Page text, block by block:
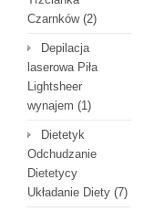
Czarnków(2)
Depilacja
laserowa Piła
Lightsheer
wynajem (1)
Dietetyk
Odchudzanie
Dietetycy
Układanie Diety (7)